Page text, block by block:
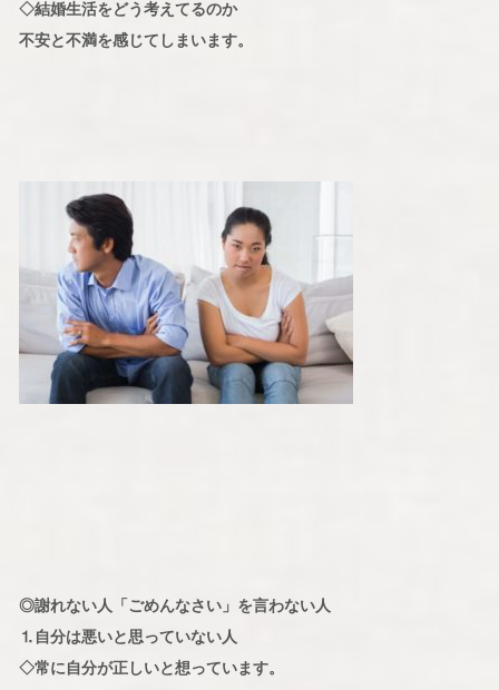
◇結婚生活をどう考えてるのか
不安と不満を感じてしまいます。
◎謝れない人「ごめんなさい」を言わない人
⒈自分は悪いと思っていない人
◇常に自分が正しいと想っています。